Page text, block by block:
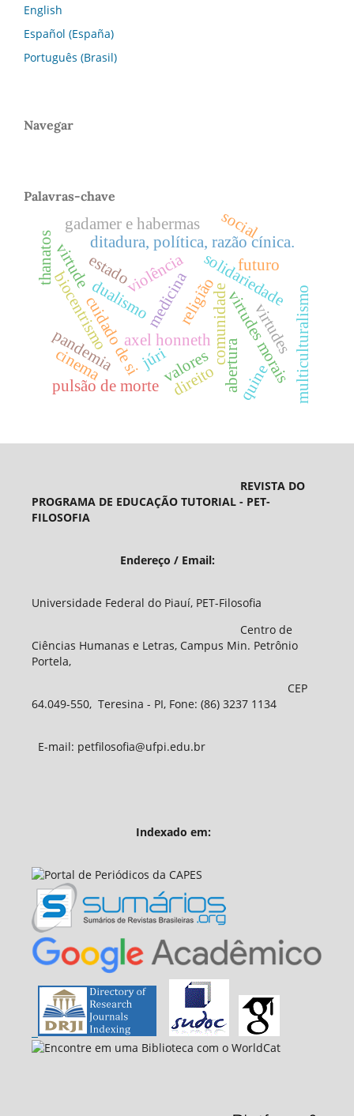
English
Español (España)
Português (Brasil)
Navegar
Palavras-chave
cuidado de si
violência
ditadura, política, razão cínica.
axel honneth
solidariedade
estado
comunidade
biocentrismo virtudes morais
religião
medicina
dualismo
pulsão de morte
thanatos
gadamer e habermas
futuro
pandemia valores abertura multiculturalismo
social
quine
direito
virtude
virtudes
júri
cinema
REVISTA DO
PROGRAMA DE EDUCAÇÃO TUTORIAL - PET-
FILOSOFIA
Endereço / Email:
Universidade Federal do Piauí, PET-Filosofia
Centro de
Ciências Humanas e Letras, Campus Min. Petrônio
Portela,
CEP
64.049-550, Teresina - PI, Fone: (86) 3237 1134
E-mail: petfilosofia@ufpi.edu.br
Indexado em: